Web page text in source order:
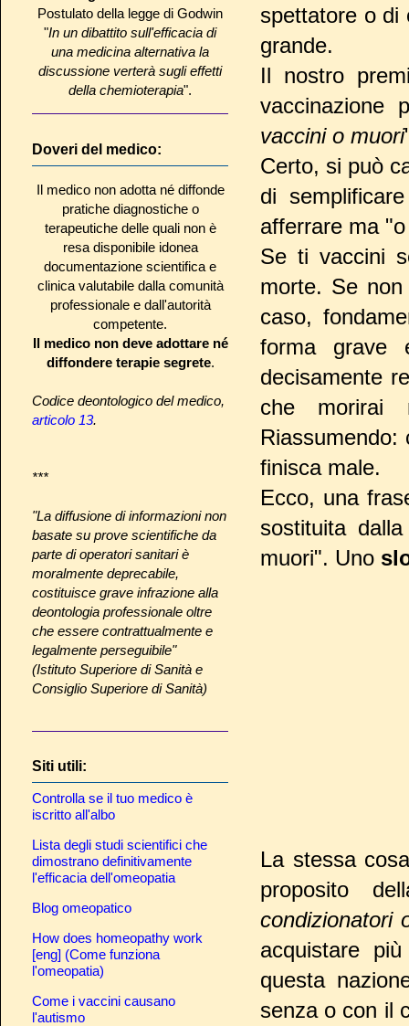
spettatore o di
grande.
Il nostro
vaccinazione
vaccini o muori
Certo, si può
di
afferrare ma
Se ti vaccini
morte. Se
caso,
forma grave
decisamente
che morirai
finisca male.
Ecco, una
sostituita
muori". Uno
La stessa
proposito
condizionatori
acquistare
questa
senza o con il
Postulato della legge di Godwin
"In un dibattito sull'efficacia di
una medicina alternativa la
discussione verterà sugli effetti
della chemioterapia".
Doveri del medico:
Il medico non adotta né diffonde
pratiche diagnostiche o
terapeutiche delle quali non è
resa disponibile idonea
documentazione scientifica e
clinica valutabile dalla comunità
professionale e dall'autorità
competente.
Il medico non deve adottare né
diffondere terapie segrete.
Codice deontologico del medico,
articolo 13.
***
"La diffusione di informazioni non
basate su prove scientifiche da
parte di operatori sanitari è
moralmente deprecabile,
costituisce grave infrazione alla
deontologia professionale oltre
che essere contrattualmente e
legalmente perseguibile"
(Istituto Superiore di Sanità e
Consiglio Superiore di Sanità)
Siti utili:
Controlla se il tuo medico è
iscritto all'albo
Lista degli studi scientifici che
dimostrano definitivamente
l'efficacia dell'omeopatia
Blog omeopatico
How does homeopathy work
[eng] (Come funziona
l'omeopatia)
Come i vaccini causano
l'autismo